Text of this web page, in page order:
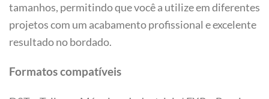
tamanhos, permitindo que você a utilize em diferentes
projetos com um acabamento profissional e excelente
resultado no bordado.
Formatos compatíveis